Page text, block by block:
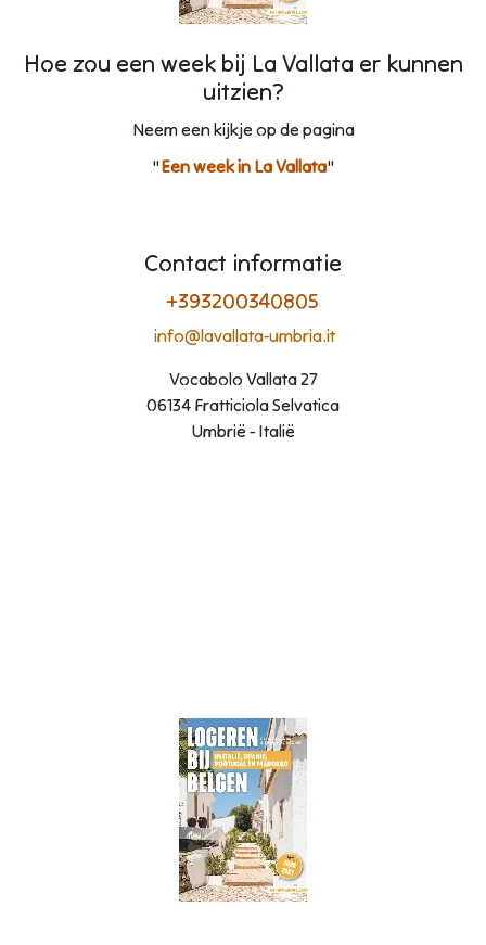
Hoe zou een week bij La Vallata er kunnen
uitzien?
Neem een kijkje op de pagina
"Een week in La Vallata"
Contact informatie
+393200340805
info@lavallata-umbria.it
Vocabolo Vallata 27
06134 Fratticiola Selvatica
Umbrië - Italië